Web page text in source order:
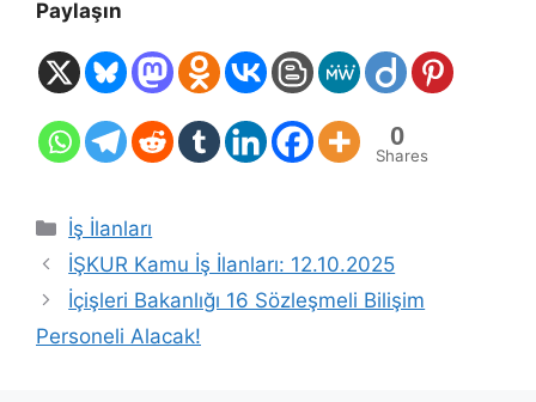
Paylaşın
0
Shares
Kategoriler
İş İlanları
İŞKUR Kamu İş İlanları: 12.10.2025
İçişleri Bakanlığı 16 Sözleşmeli Bilişim
Personeli Alacak!